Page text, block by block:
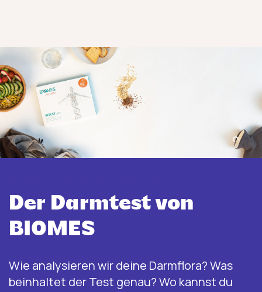
Der Darmtest von
BIOMES
Wie analysieren wir deine Darmflora? Was
beinhaltet der Test genau? Wo kannst du